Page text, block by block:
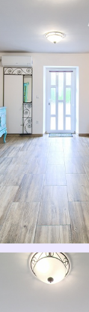
Vrbnik
apartman u Vrbniku
s roditeljima
detalji… gotovo sve
apartmana na
Iskrene